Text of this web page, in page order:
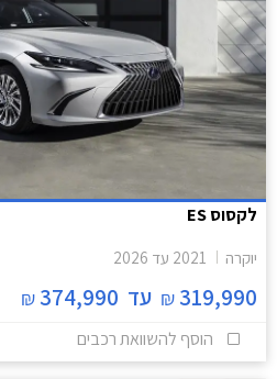
לקסוס ES
יוקרה 2021 עד 2026
319,990
₪ עד 374,990
₪
הוסף להשוואת רכבים